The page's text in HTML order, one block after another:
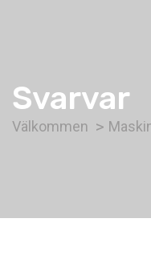
Svarvar
Välkommen